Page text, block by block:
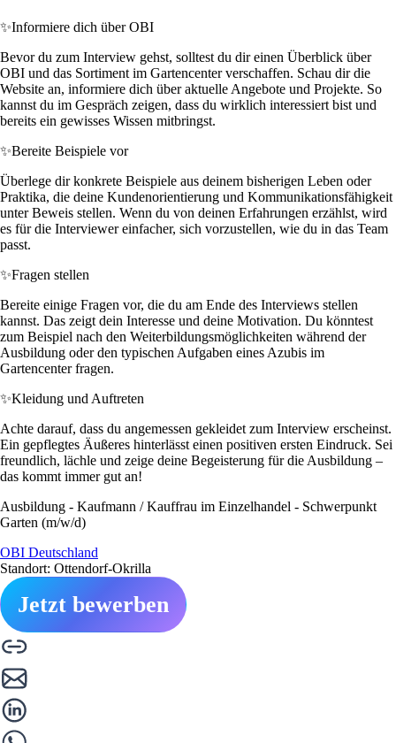
✨Informiere dich über OBI
Bevor du zum Interview gehst, solltest du dir einen Überblick über
OBI und das Sortiment im Gartencenter verschaffen. Schau dir die
Website an, informiere dich über aktuelle Angebote und Projekte. So
kannst du im Gespräch zeigen, dass du wirklich interessiert bist und
bereits ein gewisses Wissen mitbringst.
✨Bereite Beispiele vor
Überlege dir konkrete Beispiele aus deinem bisherigen Leben oder
Praktika, die deine Kundenorientierung und Kommunikationsfähigkeit
unter Beweis stellen. Wenn du von deinen Erfahrungen erzählst, wird
es für die Interviewer einfacher, sich vorzustellen, wie du in das Team
passt.
✨Fragen stellen
Bereite einige Fragen vor, die du am Ende des Interviews stellen
kannst. Das zeigt dein Interesse und deine Motivation. Du könntest
zum Beispiel nach den Weiterbildungsmöglichkeiten während der
Ausbildung oder den typischen Aufgaben eines Azubis im
Gartencenter fragen.
✨Kleidung und Auftreten
Achte darauf, dass du angemessen gekleidet zum Interview erscheinst.
Ein gepflegtes Äußeres hinterlässt einen positiven ersten Eindruck. Sei
freundlich, lächle und zeige deine Begeisterung für die Ausbildung –
das kommt immer gut an!
Ausbildung - Kaufmann / Kauffrau im Einzelhandel - Schwerpunkt
Garten (m/w/d)
OBI Deutschland
Standort: Ottendorf-Okrilla
Jetzt bewerben